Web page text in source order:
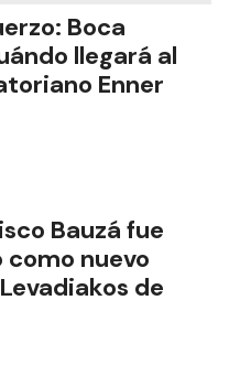
Boca
llegará al
Enner
Bauzá fue
nuevo
de